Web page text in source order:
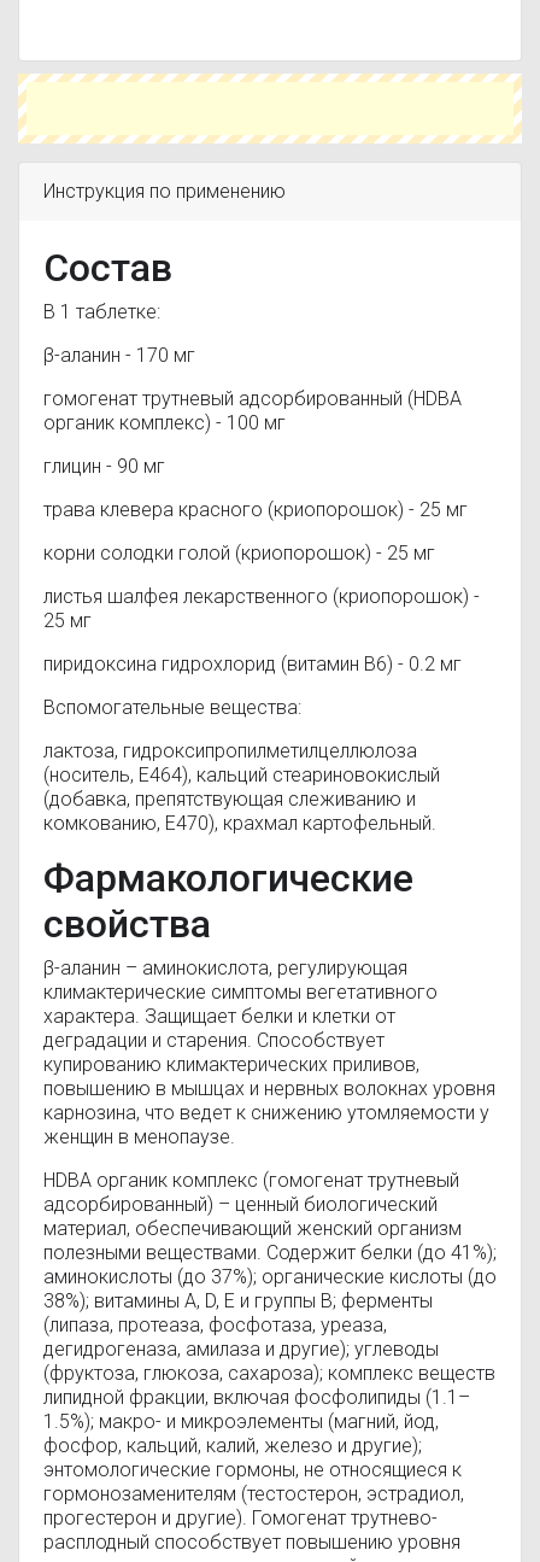
Инструкция по применению
Состав
В 1 таблетке:
β-аланин - 170 мг
гомогенат трутневый адсорбированный (HDBA
органик комплекс) - 100 мг
глицин - 90 мг
трава клевера красного (криопорошок) - 25 мг
корни солодки голой (криопорошок) - 25 мг
листья шалфея лекарственного (криопорошок) -
25 мг
пиридоксина гидрохлорид (витамин B6) - 0.2 мг
Вспомогательные вещества:
лактоза, гидроксипропилметилцеллюлоза
(носитель, E464), кальций стеариновокислый
(добавка, препятствующая слеживанию и
комкованию, E470), крахмал картофельный.
Фармакологические
свойства
β-аланин – аминокислота, регулирующая
климактерические симптомы вегетативного
характера. Защищает белки и клетки от
деградации и старения. Способствует
купированию климактерических приливов,
повышению в мышцах и нервных волокнах уровня
карнозина, что ведет к снижению утомляемости у
женщин в менопаузе.
HDBA органик комплекс (гомогенат трутневый
адсорбированный) – ценный биологический
материал, обеспечивающий женский организм
полезными веществами. Содержит белки (до 41%);
аминокислоты (до 37%); органические кислоты (до
38%); витамины A, D, E и группы В; ферменты
(липаза, протеаза, фосфотаза, уреаза,
дегидрогеназа, амилаза и другие); углеводы
(фруктоза, глюкоза, сахароза); комплекс веществ
липидной фракции, включая фосфолипиды (1.1–
1.5%); макро- и микроэлементы (магний, йод,
фосфор, кальций, калий, железо и другие);
энтомологические гормоны, не относящиеся к
гормонозаменителям (тестостерон, эстрадиол,
прогестерон и другие). Гомогенат трутнево-
расплодный способствует повышению уровня